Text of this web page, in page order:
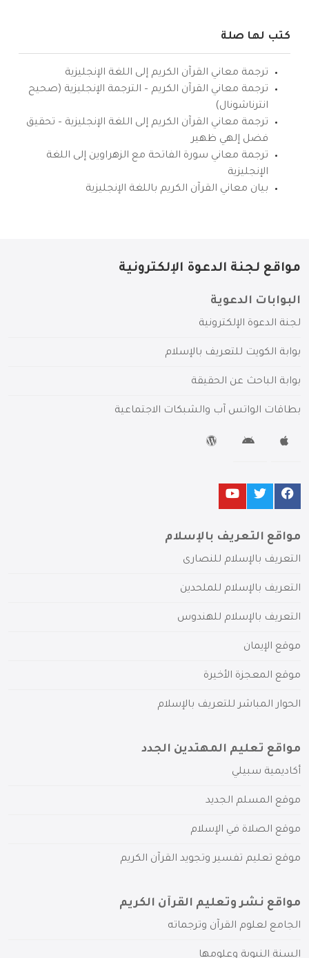
كتب لها صلة
ترجمة معاني القرآن الكريم إلى اللغة الإنجليزية
ترجمة معاني القرآن الكريم – الترجمة الإنجليزية (صحيح
انترناشونال)
ترجمة معاني القرآن الكريم إلى اللغة الإنجليزية – تحقيق
فضل إلهي ظهير
ترجمة معاني سورة الفاتحة مع الزهراوين إلى اللغة
الإنجليزية
بيان معاني القرآن الكريم باللغة الإنجليزية
مواقع لجنة الدعوة الإلكترونية
البوابات الدعوية
لجنة الدعوة الإلكترونية
بوابة الكويت للتعريف بالإسلام
بوابة الباحث عن الحقيقة
بطاقات الواتس آب والشبكات الاجتماعية
مواقع التعريف بالإسلام
التعريف بالإسلام للنصارى
التعريف بالإسلام للملحدين
التعريف بالإسلام للهندوس
موقع الإيمان
موقع المعجزة الأخيرة
الحوار المباشر للتعريف بالإسلام
مواقع تعليم المهتدين الجدد
أكاديمية سبيلي
موقع المسلم الجديد
موقع الصلاة في الإسلام
موقع تعليم تفسير وتجويد القرآن الكريم
مواقع نشر وتعليم القرآن الكريم
الجامع لعلوم القرآن وترجماته
السنة النبوية وعلومها